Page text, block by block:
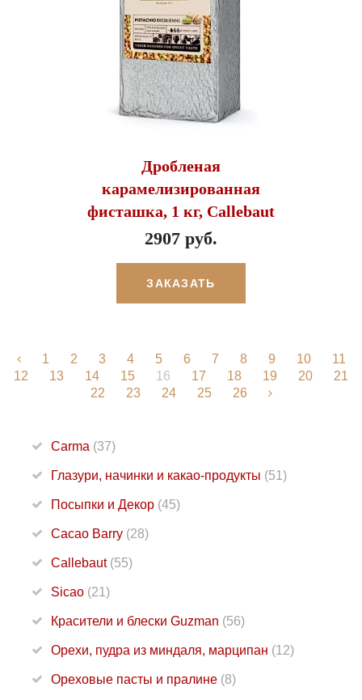
Дробленая
карамелизированная
фисташка, 1 кг, Callebaut
2907 руб.
ЗАКАЗАТЬ
1 2 3 4 5 6 7 8 9 10
11
12
13 14 15 16 17 18 19 20
21
22
23 24 25 26
Carma (37)
Глазури, начинки и какао-продукты (51)
Посыпки и Декор (45)
Cacao Barry (28)
Callebaut (55)
Sicao (21)
Красители и блески Guzman (56)
Орехи, пудра из миндаля, марципан (12)
Ореховые пасты и пралине (8)